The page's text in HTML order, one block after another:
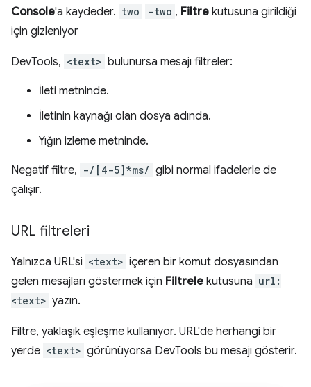
Console'a kaydeder. two -two , Filtre kutusuna girildiği
için gizleniyor
DevTools, <text> bulunursa mesajı filtreler:
İleti metninde.
İletinin kaynağı olan dosya adında.
Yığın izleme metninde.
Negatif filtre, -/[4-5]*ms/ gibi normal ifadelerle de
çalışır.
URL filtreleri
Yalnızca URL'si <text> içeren bir komut dosyasından
gelen mesajları göstermek için Filtrele kutusuna url:
<text> yazın.
Filtre, yaklaşık eşleşme kullanıyor. URL'de herhangi bir
yerde <text> görünüyorsa DevTools bu mesajı gösterir.